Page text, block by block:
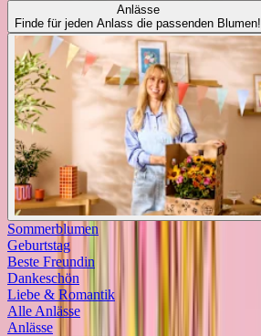
Anlässe
Finde für jeden Anlass die passenden Blumen!
Sommerblumen
Geburtstag
Beste Freundin
Dankeschön
Liebe & Romantik
Alle Anlässe
Anlässe